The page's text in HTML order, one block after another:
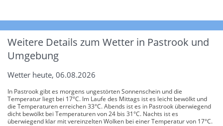
Weitere Details zum Wetter in Pastrook und
Umgebung
Wetter heute, 06.08.2026
In Pastrook gibt es morgens ungestörten Sonnenschein und die
Temperatur liegt bei 17°C. Im Laufe des Mittags ist es leicht bewölkt und
die Temperaturen erreichen 33°C. Abends ist es in Pastrook überwiegend
dicht bewölkt bei Temperaturen von 24 bis 31°C. Nachts ist es
überwiegend klar mit vereinzelten Wolken bei einer Temperatur von 17°C.